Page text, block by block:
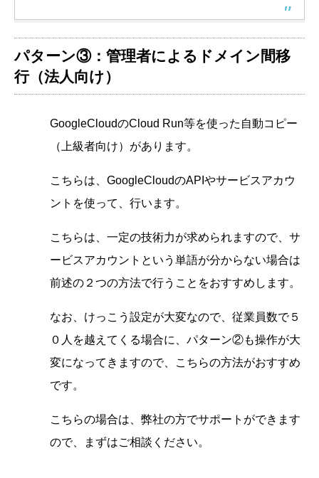
パターン③：管理者によるドメイン間移
行（法人向け）
GoogleCloudのCloud Run等を使った自動コピー
（上級者向け）があります。
こちらは、GoogleCloudのAPIやサービスアカウ
ントを使って、行います。
こちらは、一定の技術力が求められますので、サ
ービスアカウントという単語が分からない場合は
前述の２つの方法で行うことをおすすめします。
なお、けっこう設定が大変なので、従業員数で５
０人を越えてくる場合に、パターン②も操作が大
変になってきますので、こちらの方法がおすすめ
です。
こちらの場合は、弊社の方でサポートができます
ので、まずはご相談ください。